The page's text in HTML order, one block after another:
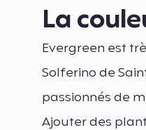
La
Evergreen est
Solferino de
passionnés de
Ajouter des